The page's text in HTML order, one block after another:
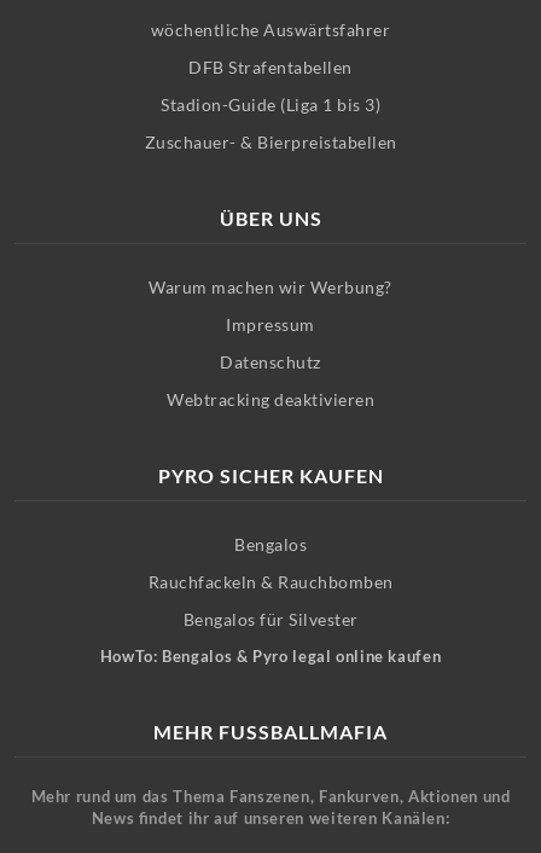
wöchentliche Auswärtsfahrer
DFB Strafentabellen
Stadion-Guide (Liga 1 bis 3)
Zuschauer- & Bierpreistabellen
ÜBER UNS
Warum machen wir Werbung?
Impressum
Datenschutz
Webtracking deaktivieren
PYRO SICHER KAUFEN
Bengalos
Rauchfackeln & Rauchbomben
Bengalos für Silvester
HowTo: Bengalos & Pyro legal online kaufen
MEHR FUSSBALLMAFIA
Mehr rund um das Thema Fanszenen, Fankurven, Aktionen und
News findet ihr auf unseren weiteren Kanälen: